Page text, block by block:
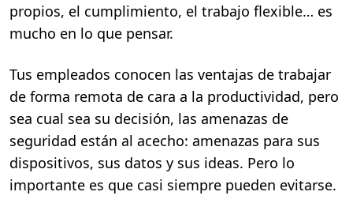
propios, el cumplimiento, el trabajo flexible… es
mucho en lo que pensar.
Tus empleados conocen las ventajas de trabajar
de forma remota de cara a la productividad, pero
sea cual sea su decisión, las amenazas de
seguridad están al acecho: amenazas para sus
dispositivos, sus datos y sus ideas. Pero lo
importante es que casi siempre pueden evitarse.